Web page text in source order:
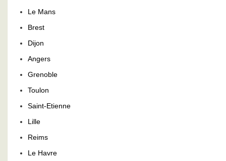
Le Mans
Brest
Dijon
Angers
Grenoble
Toulon
Saint-Etienne
Lille
Reims
Le Havre